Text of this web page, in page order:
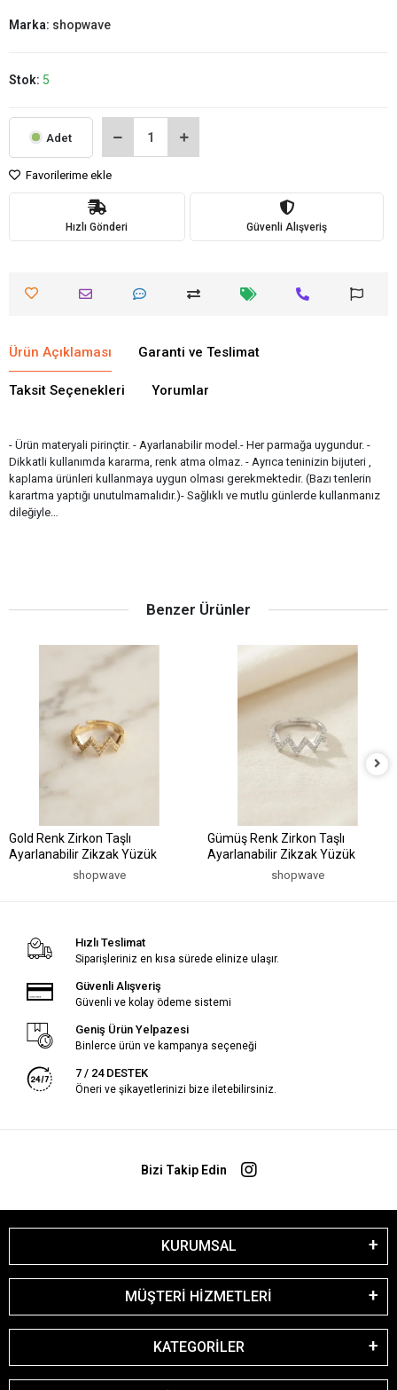
Marka: shopwave
Stok: 5
Adet
Favorilerime ekle
Hızlı Gönderi Güvenli Alışveriş
Ürün Açıklaması Garanti ve Teslimat
Taksit Seçenekleri Yorumlar
- Ürün materyali pirinçtir. - Ayarlanabilir model.- Her parmağa uygundur. -
Dikkatli kullanımda kararma, renk atma olmaz. - Ayrıca teninizin bijuteri ,
kaplama ürünleri kullanmaya uygun olması gerekmektedir. (Bazı tenlerin
karartma yaptığı unutulmamalıdır.)- Sağlıklı ve mutlu günlerde kullanmanız
dileğiyle…
Benzer Ürünler
Gold Renk Zirkon Taşlı
Ayarlanabilir Zikzak Yüzük
shopwave
Gümüş Renk Zirkon Taşlı
Ayarlanabilir Zikzak Yüzük
shopwave
Hızlı Teslimat
Siparişleriniz en kısa sürede elinize ulaşır.
Güvenli Alışveriş
Güvenli ve kolay ödeme sistemi
Geniş Ürün Yelpazesi
Binlerce ürün ve kampanya seçeneği
7 / 24 DESTEK
Öneri ve şikayetlerinizi bize iletebilirsiniz.
Bizi Takip Edin
KURUMSAL
MÜŞTERİ HİZMETLERİ
KATEGORİLER